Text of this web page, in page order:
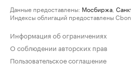
Данные предоставлены: Мосбиржа
Индексы облигаций предоставлены
Информация об ограничениях
О соблюдении авторских прав
Пользовательское соглашение